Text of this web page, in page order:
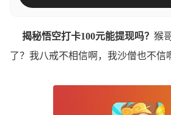
揭秘悟空打卡100元能提现吗？ 猴
了？我八戒不相信啊，我沙僧也不信